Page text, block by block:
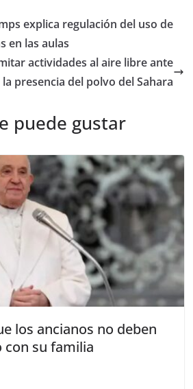
explica regulación del uso de
en las aulas
actividades al aire libre ante
la presencia del polvo del Sahara
puede gustar
los ancianos no deben
con su familia